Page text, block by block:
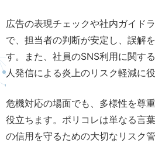
広告の表現チェックや社内ガイド
で、担当者の判断が安定し、誤解
す。また、社員のSNS利用に関す
人発信による炎上のリスク軽減に役
危機対応の場面でも、多様性を尊
役立ちます。ポリコレは単なる言
の信用を守るための大切なリスク管